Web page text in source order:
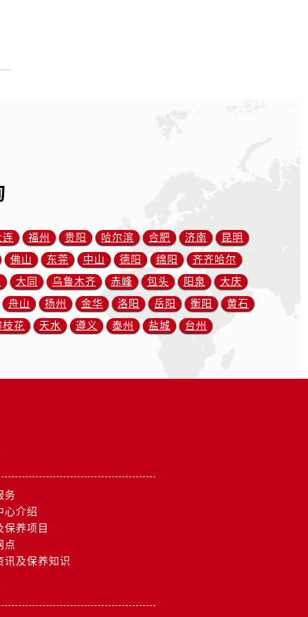
连 福州 贵阳 哈尔滨 合肥 济南
昆明
佛山 东莞 中山 德阳 绵阳
齐齐哈尔
大同 乌鲁木齐 赤峰 包头 阳泉
大庆
舟山 扬州 金华 洛阳 岳阳 衡阳
黄石
枝花 天水 遵义 泰州 盐城 台州
务
心介绍
保养项目
点
讯及保养知识